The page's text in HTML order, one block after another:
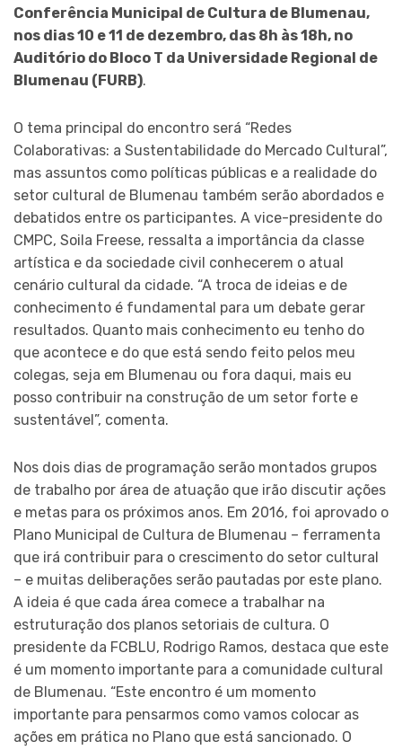
Conferência Municipal de Cultura de Blumenau,
nos dias 10 e 11 de dezembro, das 8h às 18h, no
Auditório do Bloco T da Universidade Regional de
Blumenau (FURB).
O tema principal do encontro será “Redes
Colaborativas: a Sustentabilidade do Mercado Cultural”,
mas assuntos como políticas públicas e a realidade do
setor cultural de Blumenau também serão abordados e
debatidos entre os participantes. A vice-presidente do
CMPC, Soila Freese, ressalta a importância da classe
artística e da sociedade civil conhecerem o atual
cenário cultural da cidade. “A troca de ideias e de
conhecimento é fundamental para um debate gerar
resultados. Quanto mais conhecimento eu tenho do
que acontece e do que está sendo feito pelos meu
colegas, seja em Blumenau ou fora daqui, mais eu
posso contribuir na construção de um setor forte e
sustentável”, comenta.
Nos dois dias de programação serão montados grupos
de trabalho por área de atuação que irão discutir ações
e metas para os próximos anos. Em 2016, foi aprovado o
Plano Municipal de Cultura de Blumenau – ferramenta
que irá contribuir para o crescimento do setor cultural
– e muitas deliberações serão pautadas por este plano.
A ideia é que cada área comece a trabalhar na
estruturação dos planos setoriais de cultura. O
presidente da FCBLU, Rodrigo Ramos, destaca que este
é um momento importante para a comunidade cultural
de Blumenau. “Este encontro é um momento
importante para pensarmos como vamos colocar as
ações em prática no Plano que está sancionado. O